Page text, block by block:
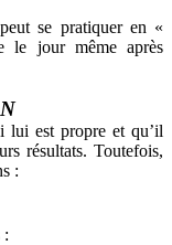
se pratiquer en «
le jour même après
lui est propre et qu’il
résultats. Toutefois,
:
: